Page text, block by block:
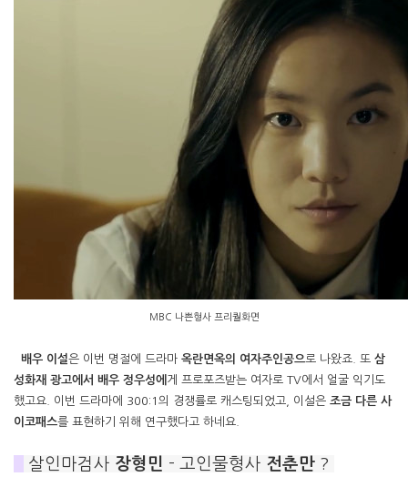
MBC 나쁜형사 프리퀄화면
배우 이설은 이번 명절에 드라마 옥란면옥의 여자주인공으로 나왔죠. 또 삼
성화재 광고에서 배우 정우성에 게 프로포즈받는 여자로 TV에서 얼굴 익기도
했고요. 이번 드라마에 300:1의 경쟁률로 캐스팅되었고, 이설은 조금 다른 사
이코패스를 표현하기 위해 연구했다고 하네요.
살인마검사 장형민 - 고인물형사 전춘만 ?